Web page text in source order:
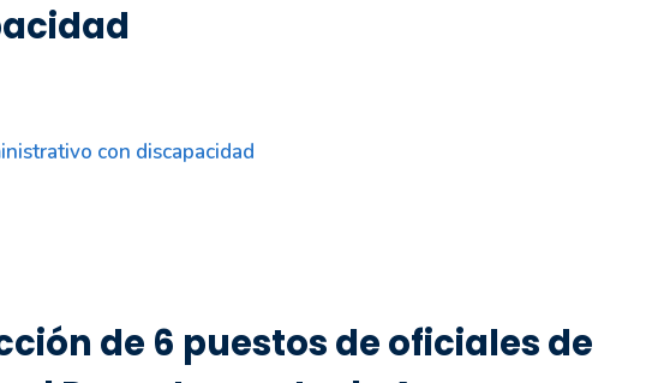
con discapacidad
de 6 puestos de oficiales de